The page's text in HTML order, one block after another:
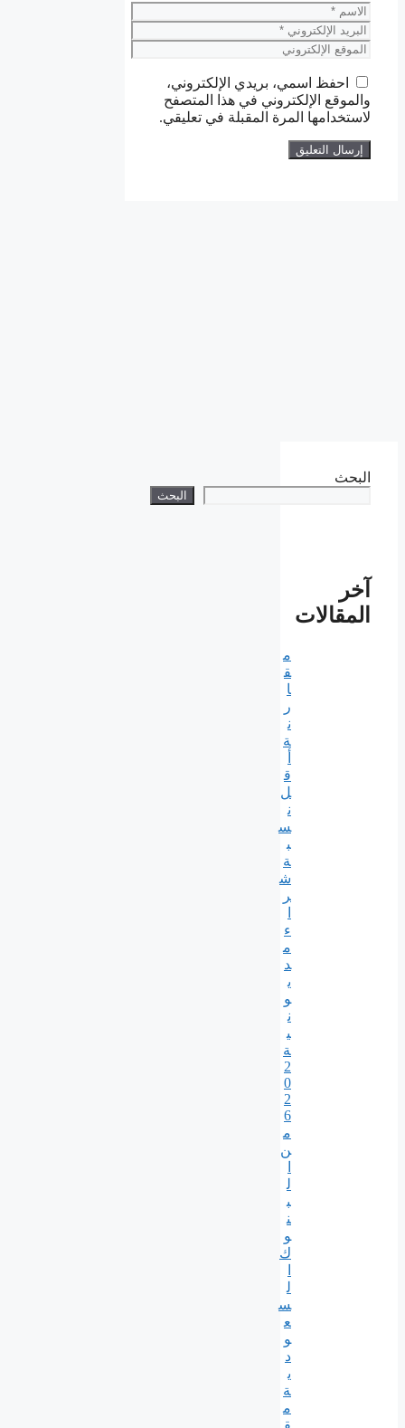
الاسم
البريد
الإلكتروني
الموقع
احفظ اسمي، بريدي الإلكتروني،
والموقع الإلكتروني في هذا المتصفح
لاستخدامها المرة المقبلة في تعليقي.
البحث
البحث
آخر
المقالات
م
ق
ا
ر
ن
ة
ق
ل
ن
س
ب
ة
ش
ر
ء
م
د
ي
و
ن
ي
ة
2
0
2
6
م
ن
ل
ب
ن
و
ك
ل
س
ع
و
د
ي
ة
م
ق